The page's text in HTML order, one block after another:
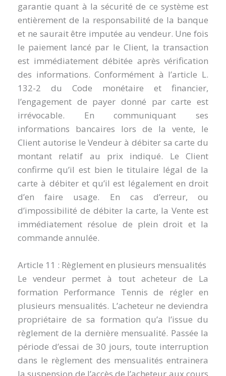
garantie quant à la sécurité de ce système est
entièrement de la responsabilité de la banque
et ne saurait être imputée au vendeur. Une fois
le paiement lancé par le Client, la transaction
est immédiatement débitée après vérification
des informations. Conformément à l’article L.
132-2 du Code monétaire et financier,
l’engagement de payer donné par carte est
irrévocable. En communiquant ses
informations bancaires lors de la vente, le
Client autorise le Vendeur à débiter sa carte du
montant relatif au prix indiqué. Le Client
confirme qu’il est bien le titulaire légal de la
carte à débiter et qu’il est légalement en droit
d’en faire usage. En cas d’erreur, ou
d’impossibilité de débiter la carte, la Vente est
immédiatement résolue de plein droit et la
commande annulée.
Article 11 : Règlement en plusieurs mensualités
Le vendeur permet à tout acheteur de La
formation Performance Tennis de régler en
plusieurs mensualités. L’acheteur ne deviendra
propriétaire de sa formation qu’a l’issue du
règlement de la dernière mensualité. Passée la
période d’essai de 30 jours, toute interruption
dans le règlement des mensualités entrainera